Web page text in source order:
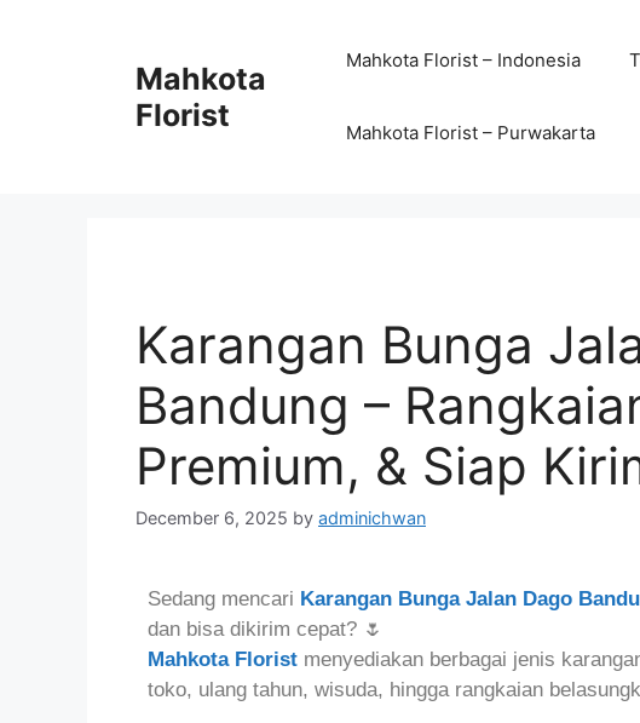
Mahkota
Florist
Mahkota Florist – Indonesia
Mahkota Florist – Purwakarta
Karangan Bunga
Bandung –
Premium, & Siap
December 6, 2025 by adminichwan
Sedang mencari Karangan Bunga Jalan Dago
dan bisa dikirim cepat? 🌷
Mahkota Florist menyediakan berbagai jenis
toko, ulang tahun, wisuda, hingga rangkaian